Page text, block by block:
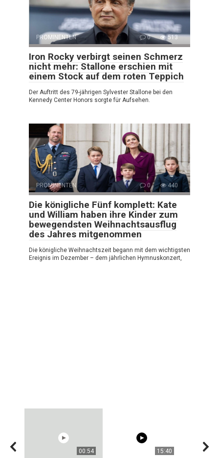
PROMINENTEN 0 513
Iron Rocky verbirgt seinen Schmerz
nicht mehr: Stallone erschien mit
einem Stock auf dem roten Teppich
Der Auftritt des 79-jährigen Sylvester Stallone bei den
Kennedy Center Honors sorgte für Aufsehen.
PROMINENTEN 0 440
Die königliche Fünf komplett: Kate
und William haben ihre Kinder zum
bewegendsten Weihnachtsausflug
des Jahres mitgenommen
Die königliche Weihnachtszeit begann mit dem wichtigsten
Ereignis im Dezember – dem jährlichen Hymnuskonzert,
00:54 15:40